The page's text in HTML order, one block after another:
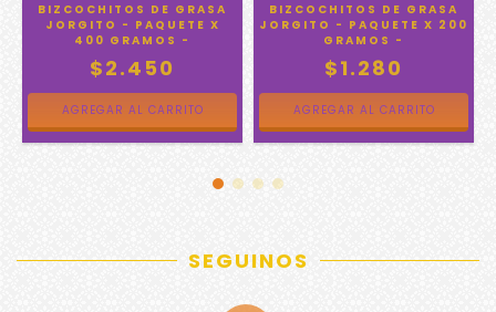
BIZCOCHITOS DE GRASA
JORGITO - PAQUETE X
400 GRAMOS -
$2.450
BIZCOCHITOS DE GRASA
JORGITO - PAQUETE X 200
GRAMOS -
$1.280
SEGUINOS